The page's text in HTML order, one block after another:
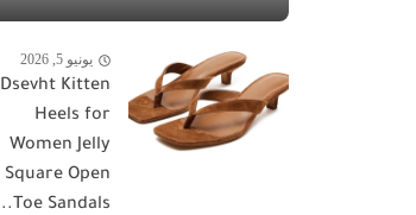
يونيو 5, 2026
Dsevht Kitten
Heels for
Women Jelly
Square Open
Toe Sandals...